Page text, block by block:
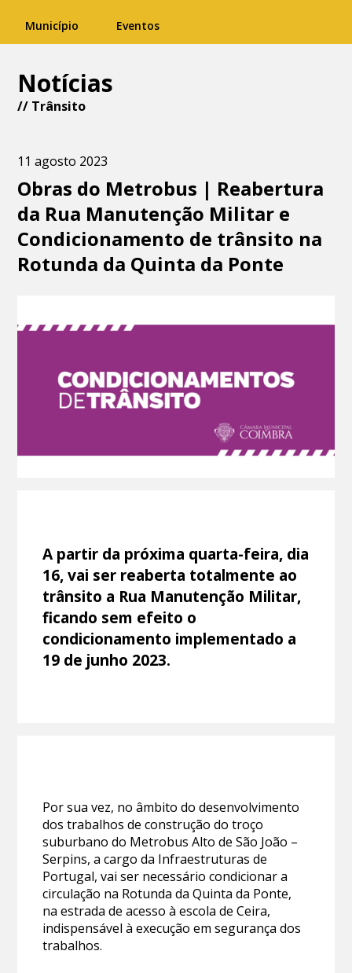
Município Eventos
Notícias
// Trânsito
11 agosto 2023
Obras do Metrobus | Reabertura
da Rua Manutenção Militar e
Condicionamento de trânsito na
Rotunda da Quinta da Ponte
A partir da próxima quarta-feira, dia
16, vai ser reaberta totalmente ao
trânsito a Rua Manutenção Militar,
ficando sem efeito o
condicionamento implementado a
19 de junho 2023.
Por sua vez, no âmbito do desenvolvimento
dos trabalhos de construção do troço
suburbano do Metrobus Alto de São João –
Serpins, a cargo da Infraestruturas de
Portugal, vai ser necessário condicionar a
circulação na Rotunda da Quinta da Ponte,
na estrada de acesso à escola de Ceira,
indispensável à execução em segurança dos
trabalhos.